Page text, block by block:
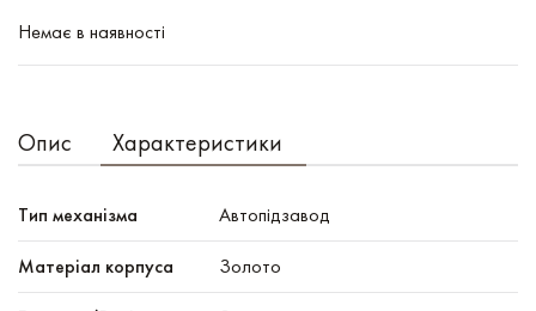
Немає в наявності
Опис Характеристики
Тип механізма Автопідзавод
Mатеріал корпуса Золото